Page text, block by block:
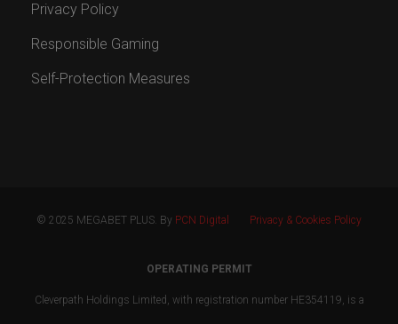
Privacy Policy
Responsible Gaming
Self-Protection Measures
© 2025 MEGABET PLUS. By PCN Digital Privacy & Cookies Policy
OPERATING PERMIT
Cleverpath Holdings Limited, with registration number HE354119, is a